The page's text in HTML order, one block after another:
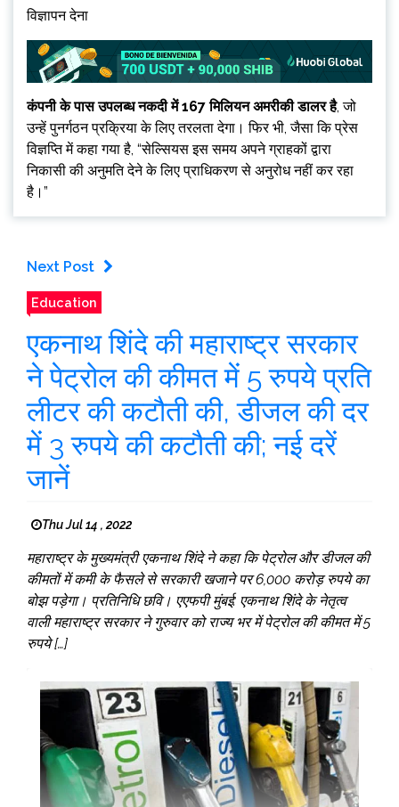
विज्ञापन देना
कंपनी के पास उपलब्ध नकदी में 167 मिलियन अमरीकी डालर है, जो
उन्हें पुनर्गठन प्रक्रिया के लिए तरलता देगा। फिर भी, जैसा कि प्रेस
विज्ञप्ति में कहा गया है, “सेल्सियस इस समय अपने ग्राहकों द्वारा
निकासी की अनुमति देने के लिए प्राधिकरण से अनुरोध नहीं कर रहा
है।”
Next Post
Education
एकनाथ शिंदे की महाराष्ट्र सरकार
ने पेट्रोल की कीमत में 5 रुपये प्रति
लीटर की कटौती की, डीजल की दर
में 3 रुपये की कटौती की; नई दरें
जानें
Thu Jul 14 , 2022
महाराष्ट्र के मुख्यमंत्री एकनाथ शिंदे ने कहा कि पेट्रोल और डीजल की
कीमतों में कमी के फैसले से सरकारी खजाने पर 6,000 करोड़ रुपये का
बोझ पड़ेगा। प्रतिनिधि छवि। एएफपी मुंबई: एकनाथ शिंदे के नेतृत्व
वाली महाराष्ट्र सरकार ने गुरुवार को राज्य भर में पेट्रोल की कीमत में 5
रुपये […]